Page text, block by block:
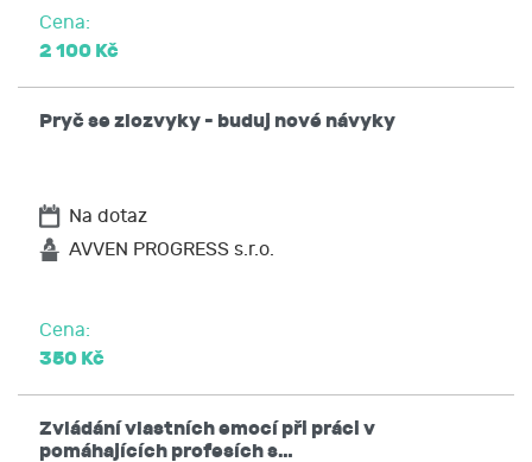
Cena:
2 100 Kč
Pryč se zlozvyky - buduj nové návyky
Na dotaz
AVVEN PROGRESS s.r.o.
Cena:
350 Kč
Zvládání vlastních emocí při práci v
pomáhajících profesích s…